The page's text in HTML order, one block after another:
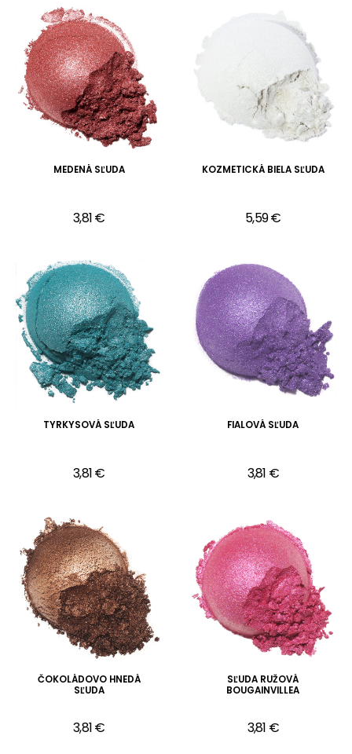
MEDENÁ SĽUDA
3,81 €
KOZMETICKÁ BIELA SĽUDA
5,59 €
TYRKYSOVÁ SĽUDA
3,81 €
FIALOVÁ SĽUDA
3,81 €
ČOKOLÁDOVO HNEDÁ
SĽUDA
3,81 €
SĽUDA RUŽOVÁ
BOUGAINVILLEA
3,81 €